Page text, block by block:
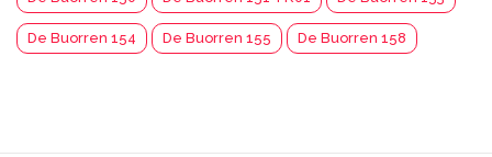
De Buorren 154 De Buorren 155 De Buorren 158